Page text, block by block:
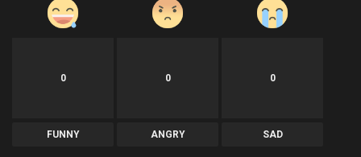
0
FUNNY
0
ANGRY
0
SAD